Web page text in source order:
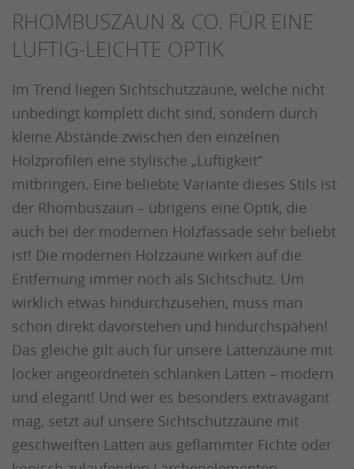
RHOMBUSZAUN & CO. FÜR EINE
LUFTIG-LEICHTE OPTIK
Im Trend liegen Sichtschutzzäune, welche nicht
unbedingt komplett dicht sind, sondern durch
kleine Abstände zwischen den einzelnen
Holzprofilen eine stylische „Luftigkeit“
mitbringen. Eine beliebte Variante dieses Stils ist
der Rhombuszaun – übrigens eine Optik, die
auch bei der modernen Holzfassade sehr beliebt
ist! Die modernen Holzzäune wirken auf die
Entfernung immer noch als Sichtschutz. Um
wirklich etwas hindurchzusehen, muss man
schon direkt davorstehen und hindurchspähen!
Das gleiche gilt auch für unsere Lattenzäune mit
locker angeordneten schlanken Latten – modern
und elegant! Und wer es besonders extravagant
mag, setzt auf unsere Sichtschutzzäune mit
geschweiften Latten aus geflammter Fichte oder